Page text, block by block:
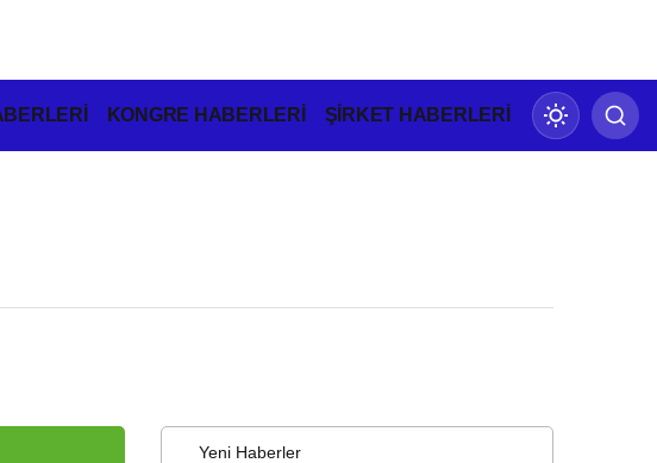
KONGRE HABERLERİ ŞİRKET HABERLERİ
Gündüz modunu seçin.
Yeni Haberler